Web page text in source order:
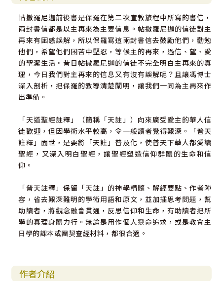
帖撒羅尼迦前後書是保羅在第二次宣教旅程中所寫的書信，
兩封書信都是以主再來為主要信息。帖撒羅尼迦的信徒對主
再來有困惑誤解，所以保羅寫這兩封書信去鼓勵他們，勸勉
他們，希望他們困苦中堅忍，等候主的再來，過信、望、愛
的聖潔生活。昔日帖撒羅尼迦的信徒不完全明白主再來的真
理，今日我們對主再來的信息又有沒有誤解呢？且讓馮博士
深入剖析，把保羅的教導清楚闡明，讓我們一同為主再來作
出準備。
「天道聖經註釋」（簡稱「天註」）向來廣受愛主的華人信
徒歡迎，但因學術水平較高，令一般讀者覺得艱深。「普天
註釋」面世，是要將「天註」普及化，使普天下華人都愛讀
聖經，又深入明白聖經，讓聖經塑造信仰群體的生命和信
仰。
「普天註釋」保留「天註」的神學精髓、解經要點、作者陣
容，省去艱深難明的學術用語和原文，並加插思考問題，幫
助讀者，將觀念融會貫通，反思信仰和生命，有助讀者把所
學的真理身體力行。無論是用作個人靈命追求，或是教會主
日學的課本或團契查經材料，都很合適。
作者介紹